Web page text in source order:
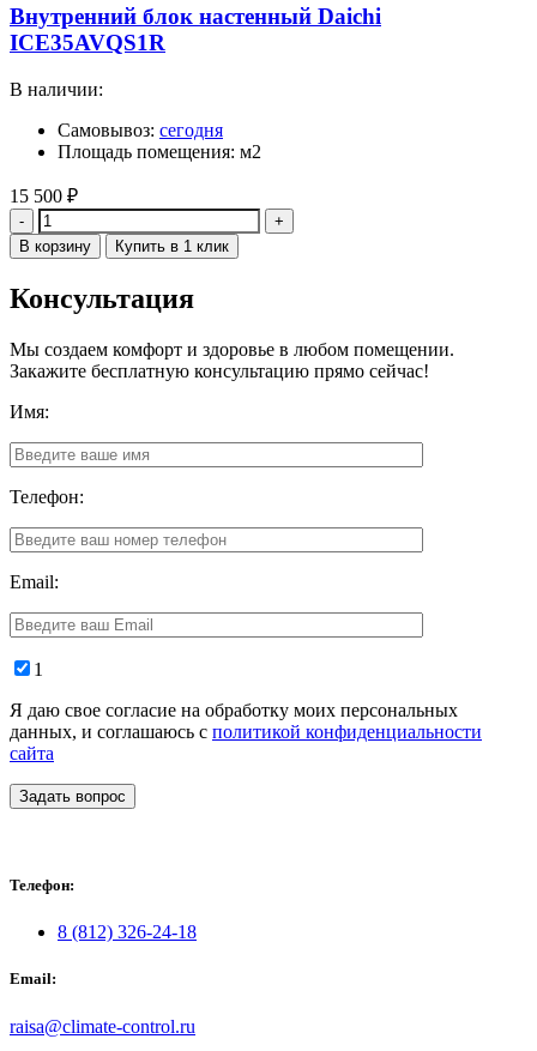
Внутренний блок настенный Daichi
ICE35AVQS1R
В наличии:
Самовывоз: сегодня
Площадь помещения: м2
15 500 ₽
Количество
В корзину Купить в 1 клик
Консультация
Мы создаем комфорт и здоровье в любом помещении.
Закажите бесплатную консультацию прямо сейчас!
Имя:
Телефон:
Email:
1
Я даю свое согласие на обработку моих персональных
данных, и соглашаюсь с политикой конфиденциальности
сайта
Задать вопрос
Телефон:
8 (812) 326-24-18
Email:
raisa@climate-control.ru